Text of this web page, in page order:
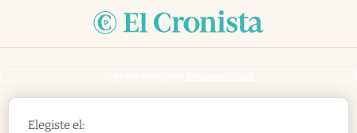
Elegiste el: